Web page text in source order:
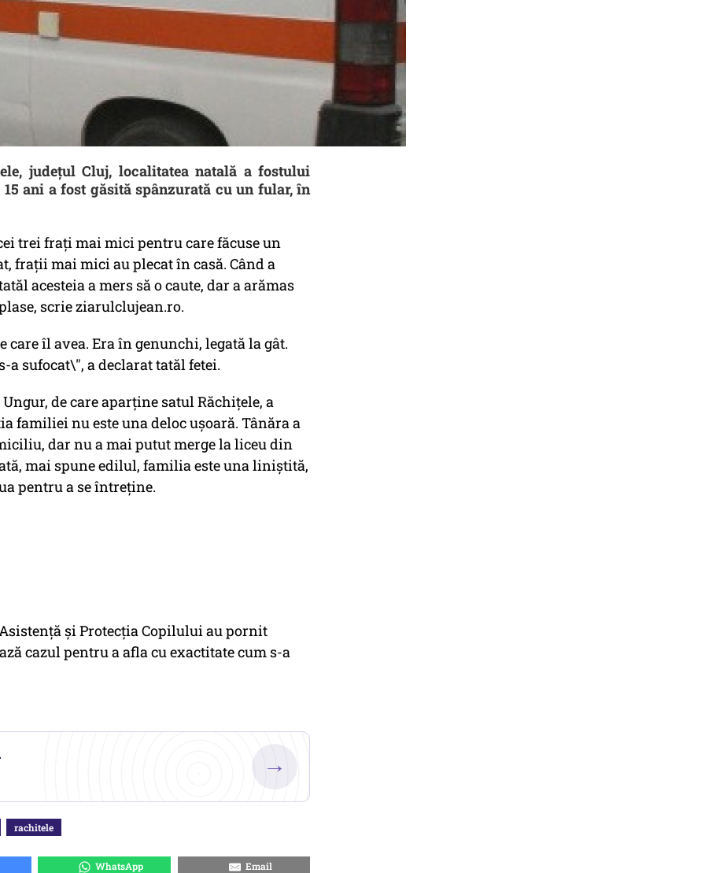
judeţul Cluj, localitatea natală a fostului
ani a fost găsită spânzurată cu un fular, în
trei fraţi mai mici pentru care făcuse un
frații mai mici au plecat în casă. Când a
acesteia a mers să o caute, dar a arămas
scrie ziarulclujean.ro.
îl avea. Era în genunchi, legată la gât.
sufocat\", a declarat tatăl fetei.
de care aparține satul Răchițele, a
familiei nu este una deloc uşoară. Tânăra a
dar nu a mai putut merge la liceu din
mai spune edilul, familia este una liniştită,
pentru a se întreţine.
şi Protecţia Copilului au pornit
cazul pentru a afla cu exactitate cum s-a
→
rachitele
WhatsApp Email